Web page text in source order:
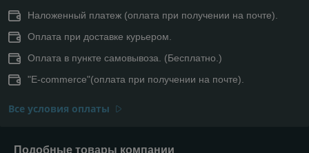
Наложенный платеж (оплата при получении на почте).
Оплата при доставке курьером.
Оплата в пункте самовывоза. (Бесплатно.)
"E-commerce"(оплата при получении на почте).
Все условия оплаты
Подобные товары компании